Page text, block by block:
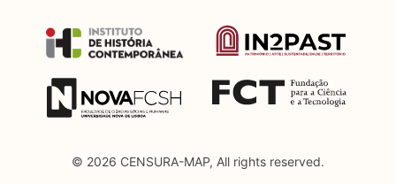
© 2026 CENSURA-MAP, All rights reserved.